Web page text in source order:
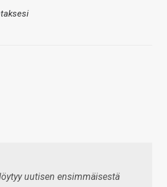
uutisen ensimmäisestä